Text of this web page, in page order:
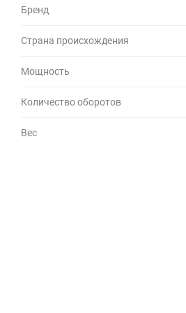
Бренд
Страна происхождения
Мощность
Количество оборотов
Вес